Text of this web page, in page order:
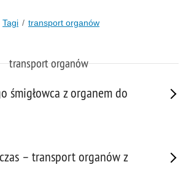
Tagi transport organów
transport organów
śmigłowca z organem do
– transport organów z